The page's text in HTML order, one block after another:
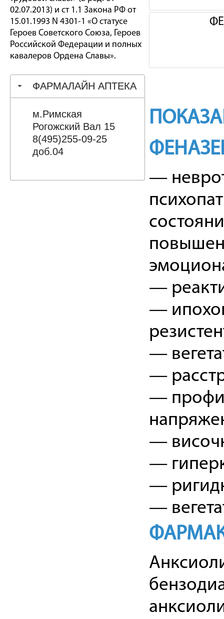
02.07.2013) и ст 1.1 Закона РФ от
15.01.1993 N 4301-1 «О статусе
Героев Советского Союза, Героев
Российской Федерации и полных
кавалеров Ордена Славы».
ФАРМАЛАЙН АПТЕКА
м.Римская
Рогожский Вал 15
8(495)255-09-25
доб.04
—
—
—
—
—
—
—
—
—
—